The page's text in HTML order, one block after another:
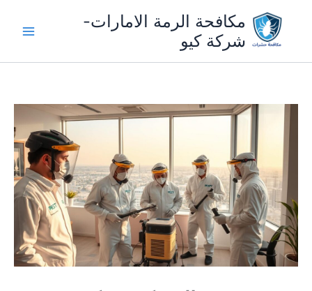
المحتوى
مكافحة الرمة الامارات-
شركة كيو